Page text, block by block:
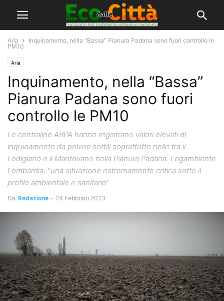
Aria
Inquinamento, nella “Bassa” Pianura Padana sono fuori controllo le
PM10
Aria
Inquinamento, nella “Bassa”
Pianura Padana sono fuori
controllo le PM10
Le centraline ARPA hanno registrano valori elevati di
inquinamento da polveri sottili soprattutto nelle tra il
Lodigiano e il Mantovano nella Pianura Padana. Legambiente
Lombardia: "una situazione estremamente critica sotto il
profilo ambientale e sanitario"
Da Redazione - 24 Febbraio 2023